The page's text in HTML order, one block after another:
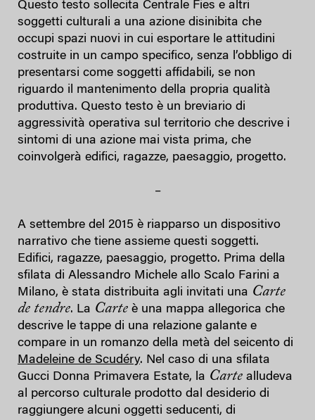
Questo testo sollecita Centrale Fies e altri
soggetti culturali a una azione disinibita che
occupi spazi nuovi in cui esportare le attitudini
costruite in un campo specifico, senza l’obbligo di
presentarsi come soggetti affidabili, se non
riguardo il mantenimento della propria qualità
produttiva. Questo testo è un breviario di
aggressività operativa sul territorio che descrive i
sintomi di una azione mai vista prima, che
coinvolgerà edifici, ragazze, paesaggio, progetto.
–
A settembre del 2015 è riapparso un dispositivo
narrativo che tiene assieme questi soggetti.
Edifici, ragazze, paesaggio, progetto. Prima della
sfilata di Alessandro Michele allo Scalo Farini a
Milano, è stata distribuita agli invitati una Carte
de tendre. La Carte è una mappa allegorica che
descrive le tappe di una relazione galante e
compare in un romanzo della metà del seicento di
Madeleine de Scudéry. Nel caso di una sfilata
Gucci Donna Primavera Estate, la Carte alludeva
al percorso culturale prodotto dal desiderio di
raggiungere alcuni oggetti seducenti, di